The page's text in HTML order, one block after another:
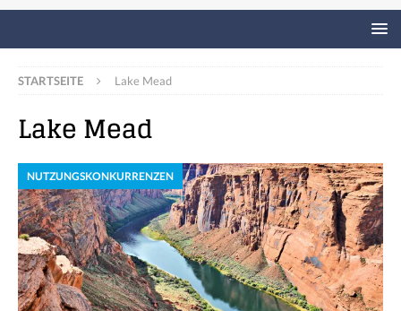
STARTSEITE Lake Mead
Lake Mead
NUTZUNGSKONKURRENZEN